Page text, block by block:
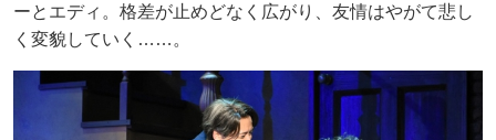
ーとエディ。格差が止めどなく広がり、友情はやがて悲し
く変貌していく……。